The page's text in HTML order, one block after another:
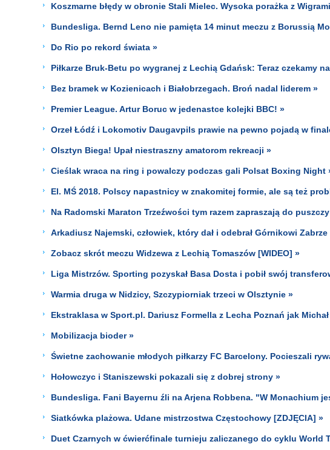
Koszmarne błędy w obronie Stali Mielec. Wysoka porażka z
Bundesliga. Bernd Leno nie pamięta 14 minut meczu z Borussią
Do Rio po rekord świata »
Piłkarze Bruk-Betu po wygranej z Lechią Gdańsk: Teraz czekamy
Bez bramek w Kozienicach i Białobrzegach. Broń nadal liderem »
Premier League. Artur Boruc w jedenastce kolejki BBC! »
Orzeł Łódź i Lokomotiv Daugavpils prawie na pewno pojadą w
Olsztyn Biega! Upał niestraszny amatorom rekreacji »
Cieślak wraca na ring i powalczy podczas gali Polsat Boxing Night
El. MŚ 2018. Polscy napastnicy w znakomitej formie, ale są też
Na Radomski Maraton Trzeźwości tym razem zapraszają do
Arkadiusz Najemski, człowiek, który dał i odebrał Górnikowi
Zobacz skrót meczu Widzewa z Lechią Tomaszów [WIDEO] »
Liga Mistrzów. Sporting pozyskał Basa Dosta i pobił swój
Warmia druga w Nidzicy, Szczypiorniak trzeci w Olsztynie »
Ekstraklasa w Sport.pl. Dariusz Formella z Lecha Poznań jak
Mobilizacja bioder »
Świetne zachowanie młodych piłkarzy FC Barcelony. Pocieszali
Hołowczyc i Staniszewski pokazali się z dobrej strony »
Bundesliga. Fani Bayernu źli na Arjena Robbena. "W Monachium
Siatkówka plażowa. Udane mistrzostwa Częstochowy [ZDJĘCIA] »
Duet Czarnych w ćwierćfinale turnieju zaliczanego do cyklu World